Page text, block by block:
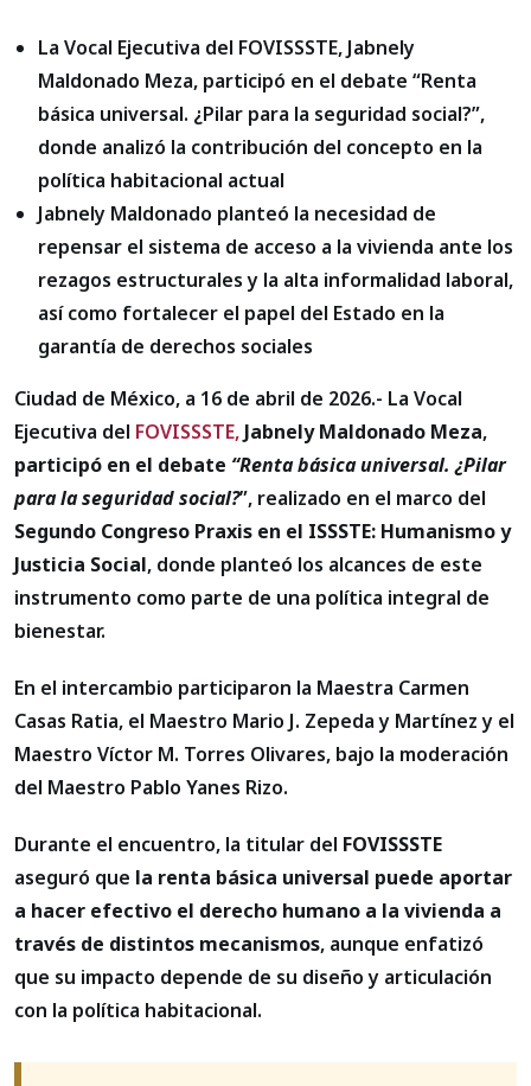
La Vocal Ejecutiva del FOVISSSTE, Jabnely
Maldonado Meza, participó en el debate “Renta
básica universal. ¿Pilar para la seguridad social?”,
donde analizó la contribución del concepto en la
política habitacional actual
Jabnely Maldonado planteó la necesidad de
repensar el sistema de acceso a la vivienda ante los
rezagos estructurales y la alta informalidad laboral,
así como fortalecer el papel del Estado en la
garantía de derechos sociales
Ciudad de México, a 16 de abril de 2026.- La Vocal
Ejecutiva del FOVISSSTE, Jabnely Maldonado Meza,
participó en el debate “Renta básica universal. ¿Pilar
para la seguridad social?”, realizado en el marco del
Segundo Congreso Praxis en el ISSSTE: Humanismo y
Justicia Social, donde planteó los alcances de este
instrumento como parte de una política integral de
bienestar.
En el intercambio participaron la Maestra Carmen
Casas Ratia, el Maestro Mario J. Zepeda y Martínez y el
Maestro Víctor M. Torres Olivares, bajo la moderación
del Maestro Pablo Yanes Rizo.
Durante el encuentro, la titular del FOVISSSTE
aseguró que la renta básica universal puede aportar
a hacer efectivo el derecho humano a la vivienda a
través de distintos mecanismos, aunque enfatizó
que su impacto depende de su diseño y articulación
con la política habitacional.